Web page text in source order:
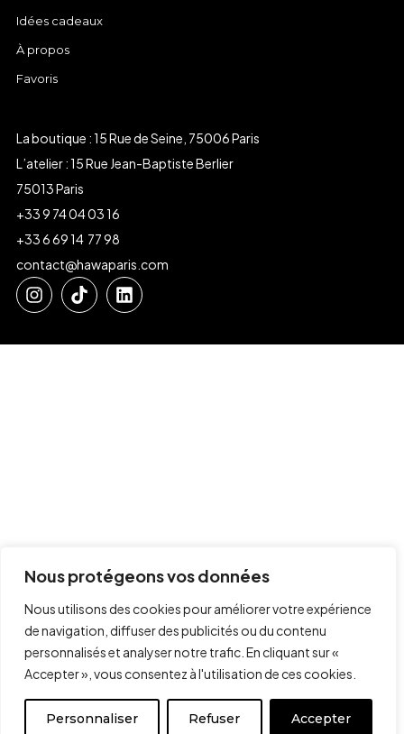
Nous protégeons vos données
Nous utilisons des cookies pour améliorer votre expérience
de navigation, diffuser des publicités ou du contenu
personnalisés et analyser notre trafic. En cliquant sur «
Accepter », vous consentez à l'utilisation de ces cookies.
Personnaliser Refuser Accepter
La boutique : 15 Rue de Seine, 75006 Paris
L’atelier : 15 Rue Jean-Baptiste Berlier
75013 Paris
+33 9 74 04 03 16
+33 6 69 14 77 98
contact@hawaparis.com
Idées cadeaux
À propos
Favoris